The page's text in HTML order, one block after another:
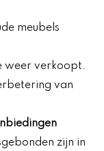
meubels
weer verkoopt.
van
zijn in